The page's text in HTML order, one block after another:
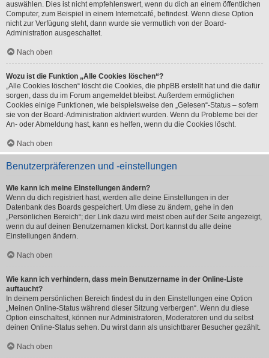
auswählen. Dies ist nicht empfehlenswert, wenn du dich an einem öffentlichen
Computer, zum Beispiel in einem Internetcafé, befindest. Wenn diese Option
nicht zur Verfügung steht, dann wurde sie vermutlich von der Board-
Administration ausgeschaltet.
Nach oben
Wozu ist die Funktion „Alle Cookies löschen“?
„Alle Cookies löschen“ löscht die Cookies, die phpBB erstellt hat und die dafür
sorgen, dass du im Forum angemeldet bleibst. Außerdem ermöglichen
Cookies einige Funktionen, wie beispielsweise den „Gelesen“-Status – sofern
sie von der Board-Administration aktiviert wurden. Wenn du Probleme bei der
An- oder Abmeldung hast, kann es helfen, wenn du die Cookies löscht.
Nach oben
Benutzerpräferenzen und -einstellungen
Wie kann ich meine Einstellungen ändern?
Wenn du dich registriert hast, werden alle deine Einstellungen in der
Datenbank des Boards gespeichert. Um diese zu ändern, gehe in den
„Persönlichen Bereich“; der Link dazu wird meist oben auf der Seite angezeigt,
wenn du auf deinen Benutzernamen klickst. Dort kannst du alle deine
Einstellungen ändern.
Nach oben
Wie kann ich verhindern, dass mein Benutzername in der Online-Liste
auftaucht?
In deinem persönlichen Bereich findest du in den Einstellungen eine Option
„Meinen Online-Status während dieser Sitzung verbergen“. Wenn du diese
Option einschaltest, können nur Administratoren, Moderatoren und du selbst
deinen Online-Status sehen. Du wirst dann als unsichtbarer Besucher gezählt.
Nach oben